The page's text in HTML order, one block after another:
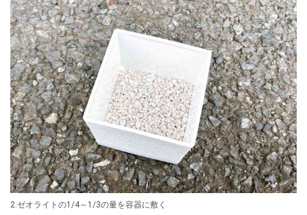
2.ゼオライトの1/4～1/3の量を容器に敷く